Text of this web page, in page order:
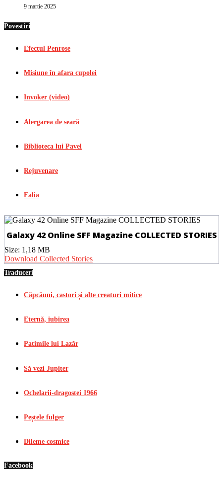
9 martie 2025
Povestiri
Efectul Penrose
Misiune în afara cupolei
Invoker (video)
Alergarea de seară
Biblioteca lui Pavel
Rejuvenare
Falia
Galaxy 42 Online SFF Magazine COLLECTED STORIES
Size: 1,18 MB
Download Collected Stories
Traduceri
Căpcăuni, castori și alte creaturi mitice
Eternă, iubirea
Patimile lui Lazăr
Să vezi Jupiter
Ochelarii-dragostei 1966
Peștele fulger
Dileme cosmice
Facebook